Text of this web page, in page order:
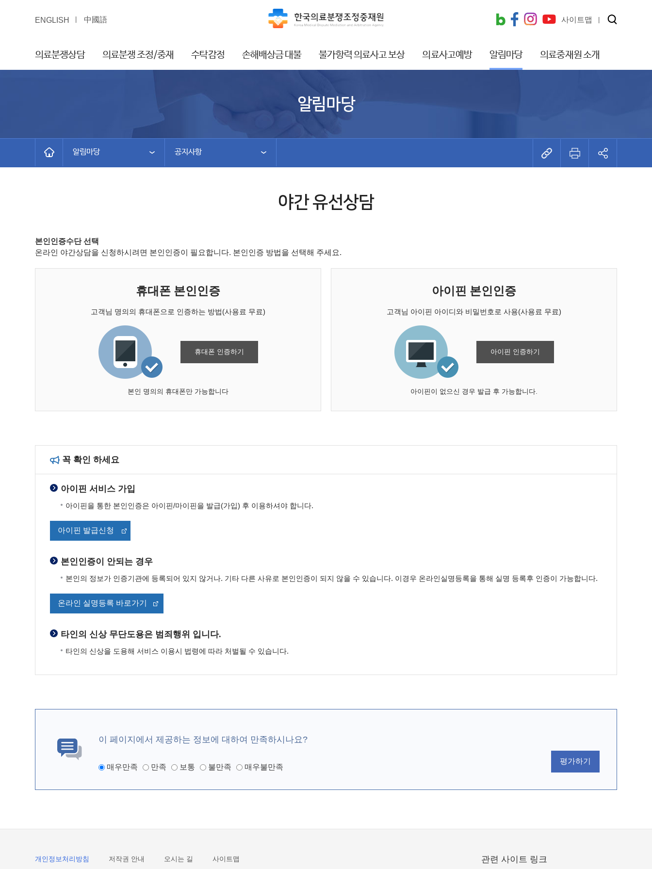
ENGLISH 中國語 사이트맵
의료분쟁상담 의료분쟁 조정/중재 수탁감정 손해배상금 대불 불가항력 의료사고 보상 의료사고예방 알림마당 의료중재원 소개
알림마당
알림마당 공지사항
야간 유선상담
본인인증수단 선택
온라인 야간상담을 신청하시려면 본인인증이 필요합니다. 본인인증 방법을 선택해 주세요.
휴대폰 본인인증
고객님 명의의 휴대폰으로 인증하는 방법(사용료 무료)
휴대폰 인증하기
본인 명의의 휴대폰만 가능합니다
아이핀 본인인증
고객님 아이핀 아이디와 비밀번호로 사용(사용료 무료)
아이핀 인증하기
아이핀이 없으신 경우 발급 후 가능합니다.
꼭 확인 하세요
아이핀 서비스 가입
아이핀을 통한 본인인증은 아이핀/마이핀을 발급(가입) 후 이용하셔야 합니다.
아이핀 발급신청
본인인증이 안되는 경우
본인의 정보가 인증기관에 등록되어 있지 않거나. 기타 다른 사유로 본인인증이 되지 않을 수 있습니다. 이경우 온라인실명등록을 통해 실명 등록후 인증이 가능합니다.
온라인 실명등록 바로가기
타인의 신상 무단도용은 범죄행위 입니다.
타인의 신상을 도용해 서비스 이용시 법령에 따라 처벌될 수 있습니다.
이 페이지에서 제공하는 정보에 대하여 만족하시나요?
매우만족 만족 보통 불만족 매우불만족
평가하기
개인정보처리방침 저작권 안내 오시는 길 사이트맵 관련 사이트 링크